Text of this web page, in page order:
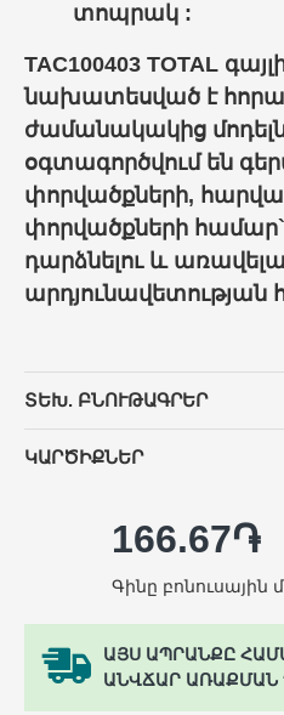
տոպրակ :
TAC100403 TOTAL
նախատեսված է
ժամանակակից
օգտագործվում են
փորվածքների,
փորվածքների
դարձնելու և
արդյունավետության
ՏԵԽ. ԲՆՈՒԹԱԳՐԵՐ
ԿԱՐԾԻՔՆԵՐ
ԱՅՍ ԱՊՐԱՆՔԸ
ԱՆՎՃԱՐ ԱՌԱՔՄԱՆ
166.67֏
Գինը բոնուսային